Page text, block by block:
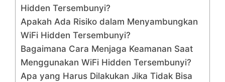
Hidden Tersembunyi?
Apakah Ada Risiko dalam Menyambungkan
WiFi Hidden Tersembunyi?
Bagaimana Cara Menjaga Keamanan Saat
Menggunakan WiFi Hidden Tersembunyi?
Apa yang Harus Dilakukan Jika Tidak Bisa